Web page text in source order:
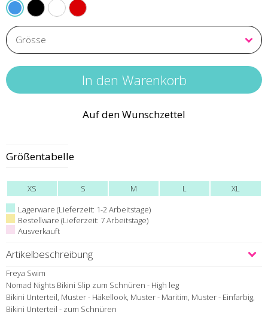
Auf den Wunschzettel
Größentabelle
XS S M L
XL
Lagerware (Lieferzeit: 1-2 Arbeitstage)
Bestellware (Lieferzeit: 7 Arbeitstage)
Ausverkauft
Artikelbeschreibung
Freya Swim
Nomad Nights Bikini Slip zum Schnüren - High leg
Bikini Unterteil, Muster - Häkellook, Muster - Maritim, Muster - Einfarbig,
Bikini Unterteil - zum Schnüren